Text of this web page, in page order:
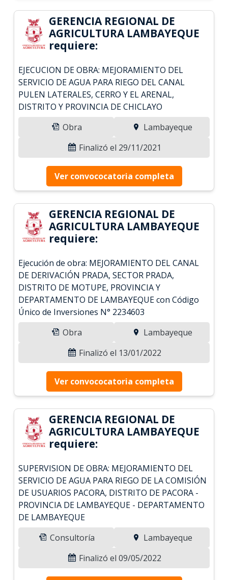
GERENCIA REGIONAL DE
AGRICULTURA LAMBAYEQUE
requiere:
EJECUCION DE OBRA: MEJORAMIENTO DEL
SERVICIO DE AGUA PARA RIEGO DEL CANAL
PULEN LATERALES, CERRO Y EL ARENAL,
DISTRITO Y PROVINCIA DE CHICLAYO
Obra
Lambayeque
Finalizó el 29/11/2021
Ver convococatoria completa
GERENCIA REGIONAL DE
AGRICULTURA LAMBAYEQUE
requiere:
Ejecución de obra: MEJORAMIENTO DEL CANAL
DE DERIVACIÓN PRADA, SECTOR PRADA,
DISTRITO DE MOTUPE, PROVINCIA Y
DEPARTAMENTO DE LAMBAYEQUE con Código
Único de Inversiones N° 2234603
Obra
Lambayeque
Finalizó el 13/01/2022
Ver convococatoria completa
GERENCIA REGIONAL DE
AGRICULTURA LAMBAYEQUE
requiere:
SUPERVISION DE OBRA: MEJORAMIENTO DEL
SERVICIO DE AGUA PARA RIEGO DE LA COMISIÓN
DE USUARIOS PACORA, DISTRITO DE PACORA -
PROVINCIA DE LAMBAYEQUE - DEPARTAMENTO
DE LAMBAYEQUE
Consultoría
Lambayeque
Finalizó el 09/05/2022